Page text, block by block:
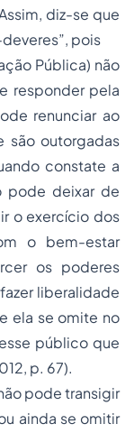
diz-se que
pois
Pública) não
responder pela
renunciar ao
são outorgadas
constate a
pode deixar de
o exercício dos
o bem-estar
os poderes
liberalidade
ela se omite no
público que
p. 67).
pode transigir
ainda se omitir